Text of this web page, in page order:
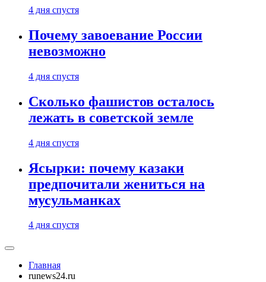
4 дня спустя
Почему завоевание России
невозможно
4 дня спустя
Сколько фашистов осталось
лежать в советской земле
4 дня спустя
Ясырки: почему казаки
предпочитали жениться на
мусульманках
4 дня спустя
Главная
runews24.ru